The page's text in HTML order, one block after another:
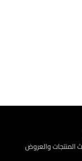
المنتجات والعروض